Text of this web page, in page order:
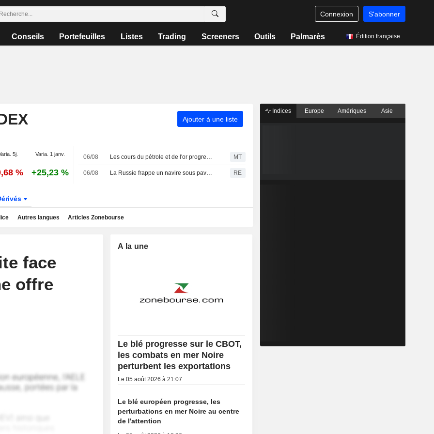
Connexion S'abonner
Conseils Portefeuilles Listes Trading Screeners Outils Palmarès Édition française
Ajouter à une liste
5j. Varia. 1 janv.
% +25,23 %
06/08 Les cours du pétrole et de l'or progressent malgré l'avancée d'un accord sur la réouverture du détroit d'Ormuz par l'Iran MT
06/08 La Russie frappe un navire sous pavillon étranger en mer Noire : un mort, selon le gouverneur d'Odessa RE
Autres langues Articles Zonebourse
face
offre
A la une
Le blé progresse sur le CBOT,
les combats en mer Noire
perturbent les exportations
Le 05 août 2026 à 21:07
Le blé européen progresse, les
perturbations en mer Noire au centre
de l'attention
Indices Europe Amériques Asie